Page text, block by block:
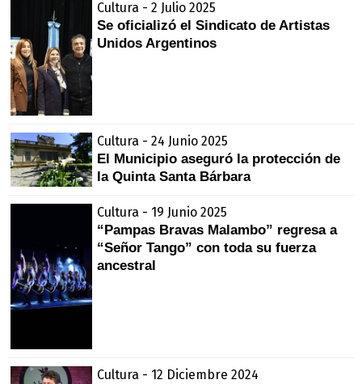
Cultura - 2 Julio 2025
Se oficializó el Sindicato de Artistas
Unidos Argentinos
Cultura - 24 Junio 2025
El Municipio aseguró la protección de
la Quinta Santa Bárbara
Cultura - 19 Junio 2025
“Pampas Bravas Malambo” regresa a
“Señor Tango” con toda su fuerza
ancestral
Cultura - 12 Diciembre 2024